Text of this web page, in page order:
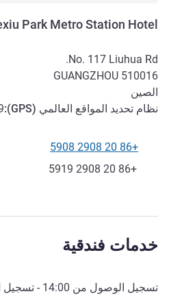
Park Metro Station Hotel
No. 117 Liuhua Rd.
510016
GUANGZHOU
الصين
نظام تحديد المواقع العالمي (GPS
):
الهاتف
+86 20 2908 5908
فاكس
+86 20 2908 5919
خدمات فندقية
تسجيل الوصول من 14:00 - تسجيل